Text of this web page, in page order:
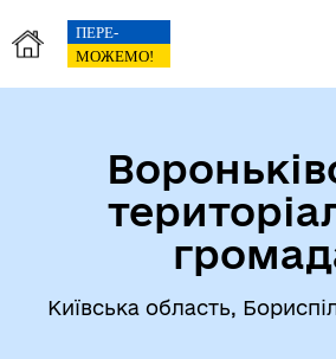
Київська область,